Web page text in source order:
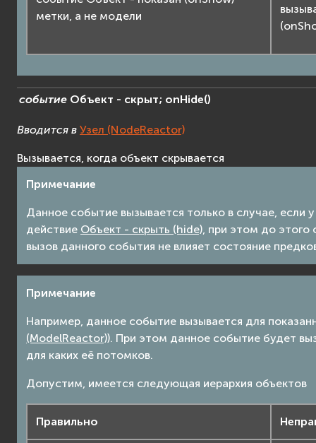
метки, а не модели
событие Объект - скрыт; onHide()
Вводится в Узел (NodeReactor)
Вызывается, когда объект скрывается
Примечание
Данное событие вызывается только в случае, если
действие Объект - скрыть (hide) , при этом до
вызов данного события не влияет состояние
Примечание
Например, данное событие вызывается для
(ModelReactor)). При этом данное событие будет
для каких её потомков.
Допустим, имеется следующая иерархия объектов
Правильно